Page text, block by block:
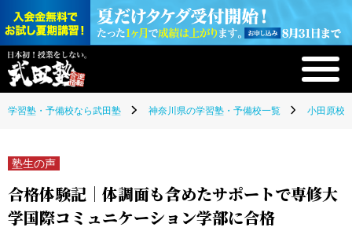
学習塾・予備校なら武田塾 神奈川県の学習塾・予備校一覧 小田原校(
塾生の声
合格体験記｜体調面も含めたサポートで専修大
学国際コミュニケーション学部に合格